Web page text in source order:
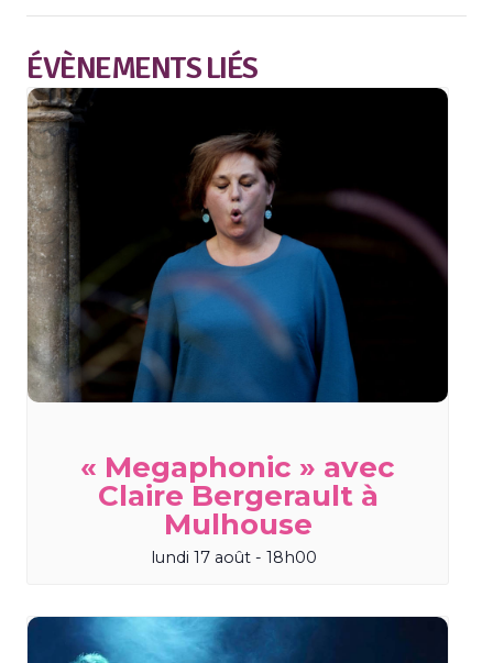
ÉVÈNEMENTS LIÉS
« Megaphonic » avec
Claire Bergerault à
Mulhouse
lundi 17 août - 18h00